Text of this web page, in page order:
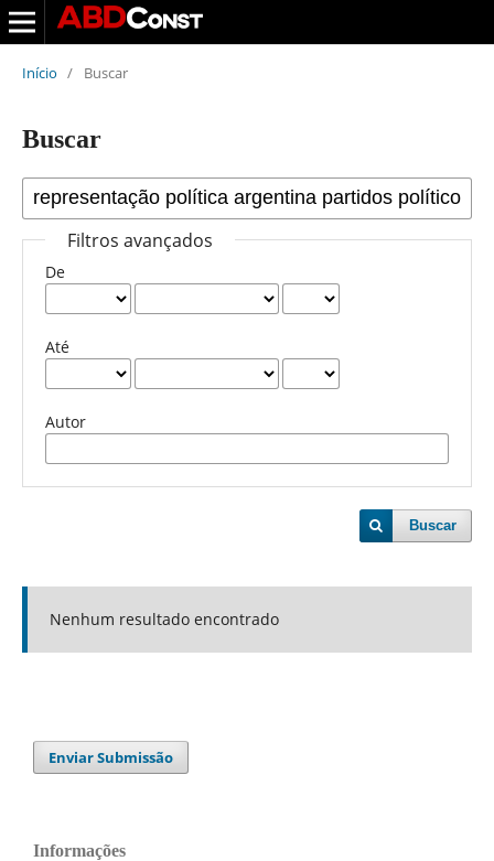
Início / Buscar
Buscar
Filtros avançados
De
Até
Autor
Buscar
Nenhum resultado encontrado
Enviar Submissão
Informações